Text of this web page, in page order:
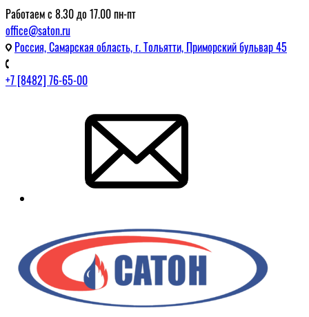
Работаем с 8.30 до 17.00 пн-пт
office@saton.ru
Россия, Самарская область, г. Тольятти, Приморский бульвар 45
+7 [8482] 76-65-00